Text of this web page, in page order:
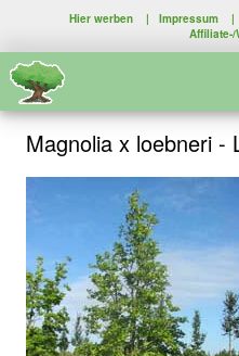
Hier werben | Impressum |
Magnolia x loebneri -